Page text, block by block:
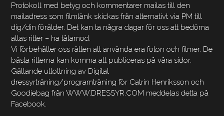
Protokoll med betyg och kommentarer mailas till den
mailadress som filmlänk skickas från alternativt via PM till
dig/din förälder. Det kan ta några dagar för oss att bedöma
allas ritter – ha tålamod.
Vi förbehåller oss rätten att använda era foton och filmer. De
bästa ritterna kan komma att publiceras på våra sidor.
Gällande utlottning av Digital
dressyrträning/programträning för Catrin Henriksson och
Goodiebag från WWW.DRESSYR.COM meddelas detta på
Facebook.